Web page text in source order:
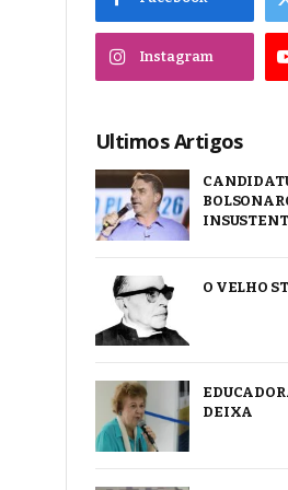
Instagram
Ultimos Artigos
O VELHO
DEIXA